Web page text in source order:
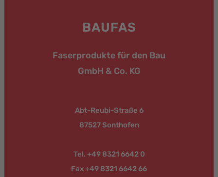
BAUFAS
Faserprodukte für den Bau
GmbH & Co. KG
Abt-Reubi-Straße 6
87527 Sonthofen
Tel. +49 8321 6642 0
Fax +49 8321 6642 66